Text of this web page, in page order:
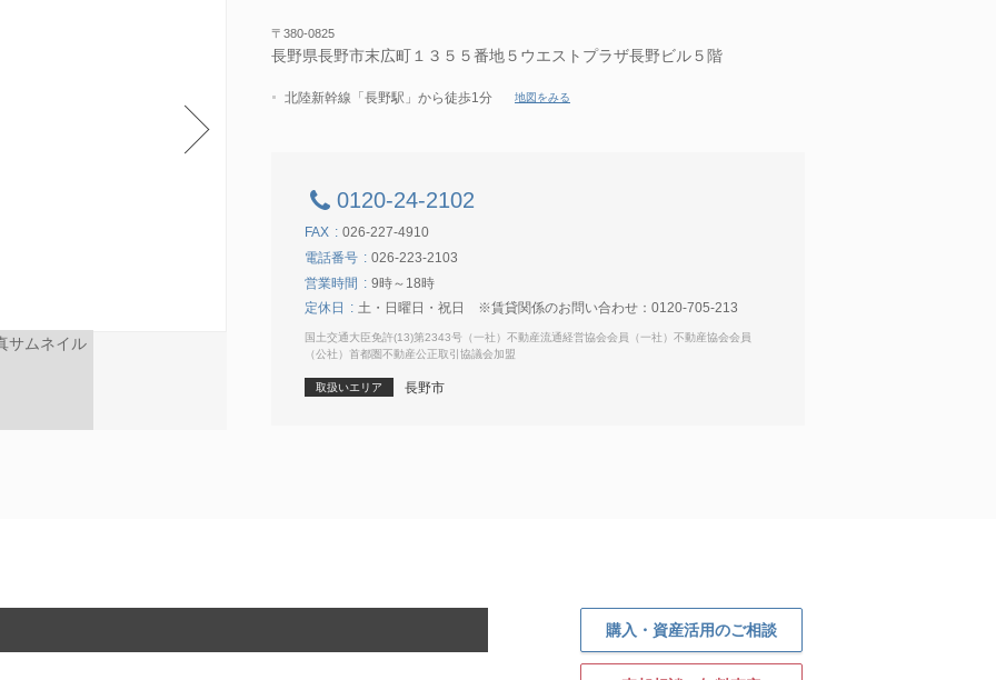
〒380-0825
長野県長野市末広町１３５５番地５ウエストプラザ長野ビル５階
北陸新幹線「長野駅」から徒歩1分 地図をみる
0120-24-2102
FAX
026-227-4910
電話番号
026-223-2103
営業時間
9時～18時
定休日
土・日曜日・祝日 ※賃貸関係のお問い合わせ：0120-705-213
国土交通大臣免許(13)第2343号（一社）不動産流通経営協会会員（一社）不動産協会会員
（公社）首都圏不動産公正取引協議会加盟
取扱いエリア 長野市
購入・資産活用のご相談